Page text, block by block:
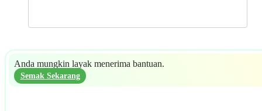
Anda mungkin layak menerima bantuan.
Semak Sekarang